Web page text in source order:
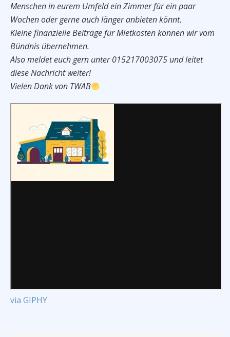
Menschen in eurem Umfeld ein Zimmer für ein paar
Wochen oder gerne auch länger anbieten könnt.
Kleine finanzielle Beiträge für Mietkosten können wir vom
Bündnis übernehmen.
Also meldet euch gern unter 015217003075 und leitet
diese Nachricht weiter!
Vielen Dank von TWAB
via GIPHY